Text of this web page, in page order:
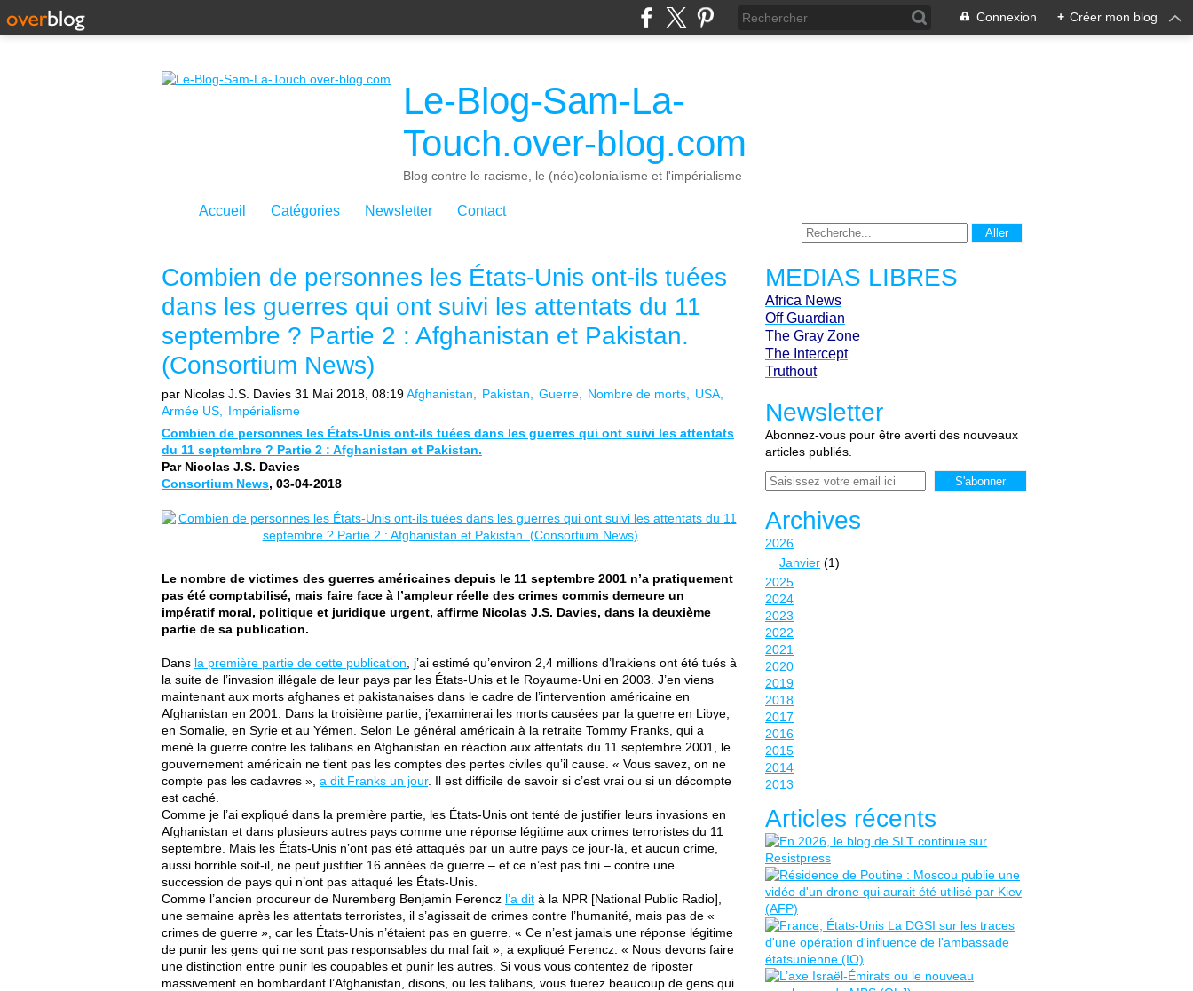
Connexion + Créer mon blog
Le-Blog-Sam-La-
Touch.over-blog.com
Blog contre le racisme, le (néo)colonialisme et l'impérialisme
Accueil Catégories Newsletter Contact
Combien de personnes les États-Unis ont-ils tuées
dans les guerres qui ont suivi les attentats du 11
septembre ? Partie 2 : Afghanistan et Pakistan.
(Consortium News)
par Nicolas J.S. Davies 31 Mai 2018, 08:19Afghanistan Pakistan Guerre Nombre de morts
USA
Armée US
Impérialisme
Combien de personnes les États-Unis ont-ils tuées dans les guerres qui ont suivi les attentats
du 11 septembre ? Partie 2 : Afghanistan et Pakistan.
Par Nicolas J.S. Davies
Consortium News, 03-04-2018
Le nombre de victimes des guerres américaines depuis le 11 septembre 2001 n’a pratiquement
pas été comptabilisé, mais faire face à l’ampleur réelle des crimes commis demeure un
impératif moral, politique et juridique urgent, affirme Nicolas J.S. Davies, dans la deuxième
partie de sa publication.
Dans la première partie de cette publication , j’ai estimé qu’environ 2,4 millions d’Irakiens ont été tués à
la suite de l’invasion illégale de leur pays par les États-Unis et le Royaume-Uni en 2003. J’en viens
maintenant aux morts afghanes et pakistanaises dans le cadre de l’intervention américaine en
Afghanistan en 2001. Dans la troisième partie, j’examinerai les morts causées par la guerre en Libye,
en Somalie, en Syrie et au Yémen. Selon Le général américain à la retraite Tommy Franks, qui a
mené la guerre contre les talibans en Afghanistan en réaction aux attentats du 11 septembre 2001, le
gouvernement américain ne tient pas les comptes des pertes civiles qu’il cause. « Vous savez, on ne
compte pas les cadavres », a dit Franks un jour. Il est difficile de savoir si c’est vrai ou si un décompte
est caché.
Comme je l’ai expliqué dans la première partie, les États-Unis ont tenté de justifier leurs invasions en
Afghanistan et dans plusieurs autres pays comme une réponse légitime aux crimes terroristes du 11
septembre. Mais les États-Unis n’ont pas été attaqués par un autre pays ce jour-là, et aucun crime,
aussi horrible soit-il, ne peut justifier 16 années de guerre – et ce n’est pas fini – contre une
succession de pays qui n’ont pas attaqué les États-Unis.
Comme l’ancien procureur de Nuremberg Benjamin Ferencz l’a dit à la NPR [National Public Radio],
une semaine après les attentats terroristes, il s’agissait de crimes contre l’humanité, mais pas de «
crimes de guerre », car les États-Unis n’étaient pas en guerre. « Ce n’est jamais une réponse légitime
de punir les gens qui ne sont pas responsables du mal fait », a expliqué Ferencz. « Nous devons faire
une distinction entre punir les coupables et punir les autres. Si vous vous contentez de riposter
massivement en bombardant l’Afghanistan, disons, ou les talibans, vous tuerez beaucoup de gens qui
MEDIAS LIBRES
Africa News
Off Guardian
The Gray Zone
The Intercept
Truthout
Newsletter
Abonnez-vous pour être averti des nouveaux
articles publiés.
Email
Archives
2026
Janvier (1)
2025
2024
2023
2022
2021
2020
2019
2018
2017
2016
2015
2014
2013
Articles récents